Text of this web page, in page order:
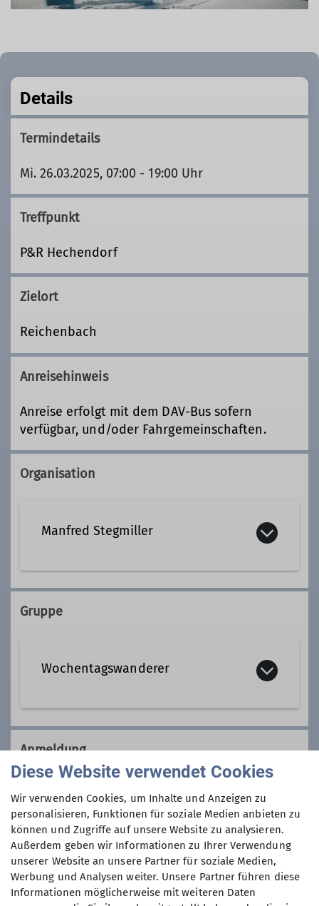
Details
Termindetails
Mi. 26.03.2025, 07:00 - 19:00 Uhr
Treffpunkt
P&R Hechendorf
Zielort
Reichenbach
Anreisehinweis
Anreise erfolgt mit dem DAV-Bus sofern
verfügbar, und/oder Fahrgemeinschaften.
Organisation
Manfred Stegmiller
08191 7719 0179 4881154
Gruppe
Wochentagswanderer
Wir sind eine Gemeinschaft von
Wanderfreunden innerhalb der
Sektion, die
hauptsächlich jeden
Dienstag und Mittwoch, aber auch an
anderen Wochentagen in freier Natur
unterwegs sind.
Wer kann sich das wochentags
leisten?
Nun, alle die aus dem Berufsleben
ausgeschieden sind oder sonst über
Anmeldung
Anmeldung bis
24.03.2025
Diese Website verwendet Cookies
Wir verwenden Cookies, um Inhalte und Anzeigen zu
personalisieren, Funktionen für soziale Medien anbieten zu
können und Zugriffe auf unsere Website zu analysieren.
Außerdem geben wir Informationen zu Ihrer Verwendung
unserer Website an unsere Partner für soziale Medien,
Werbung und Analysen weiter. Unsere Partner führen diese
Informationen möglicherweise mit weiteren Daten